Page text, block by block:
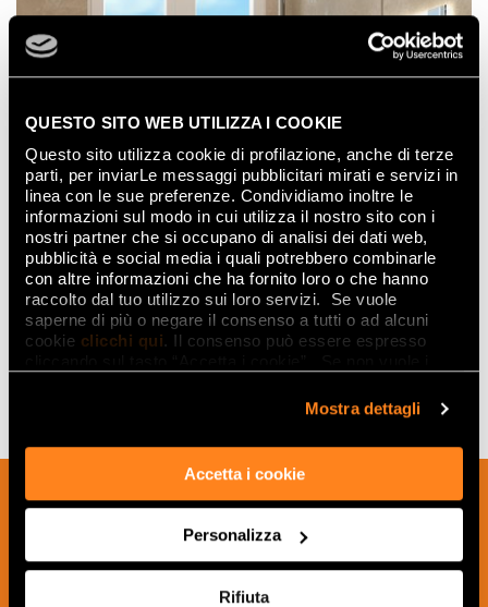
QUESTO SITO WEB UTILIZZA I COOKIE
Questo sito utilizza cookie di profilazione, anche di terze
parti, per inviarLe messaggi pubblicitari mirati e servizi in
linea con le sue preferenze. Condividiamo inoltre le
informazioni sul modo in cui utilizza il nostro sito con i
nostri partner che si occupano di analisi dei dati web,
pubblicità e social media i quali potrebbero combinarle
con altre informazioni che ha fornito loro o che hanno
raccolto dal tuo utilizzo sui loro servizi. Se vuole
saperne di più o negare il consenso a tutti o ad alcuni
cookie clicchi qui. Il consenso può essere espresso
Mostra dettagli
Accetta i cookie
Personalizza
Rifiuta
Iscriviti alla nostra newsletter per essere
sempre aggiornato sulle novità e
ricevere idee, consigli e suggerimenti
del mondo della ceramica e dell’interior